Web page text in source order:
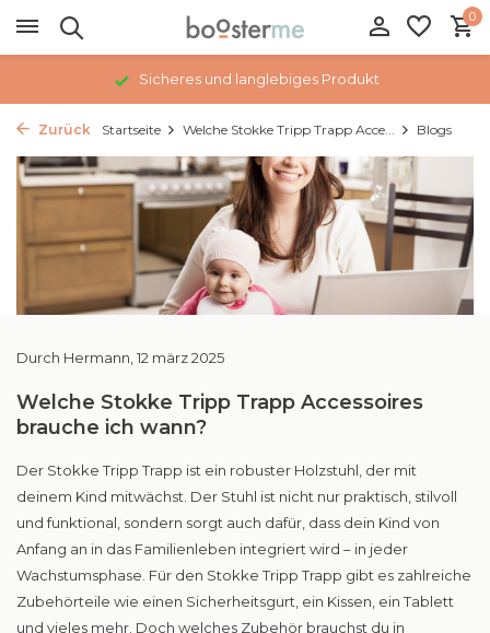
0
Sicheres und langlebiges Produkt
Zurück Startseite Welche Stokke Tripp Trapp Acce... Blogs
Durch Hermann , 12 märz 2025
Welche Stokke Tripp Trapp Accessoires
brauche ich wann?
Der Stokke Tripp Trapp ist ein robuster Holzstuhl, der mit
deinem Kind mitwächst. Der Stuhl ist nicht nur praktisch, stilvoll
und funktional, sondern sorgt auch dafür, dass dein Kind von
Anfang an in das Familienleben integriert wird – in jeder
Wachstumsphase. Für den Stokke Tripp Trapp gibt es zahlreiche
Zubehörteile wie einen Sicherheitsgurt, ein Kissen, ein Tablett
und vieles mehr. Doch welches Zubehör brauchst du in